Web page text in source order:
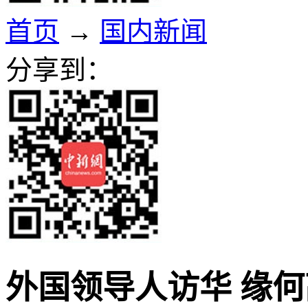
首页 → 国内新闻
分享到：
外国领导人访华 缘